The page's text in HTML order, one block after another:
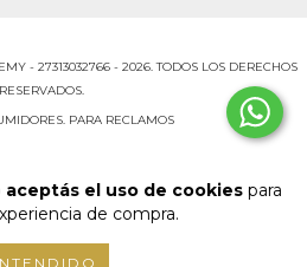
aceptás el uso de cookiespara
de compra.
- 27313032766 - 2026. TODOS LOS DERECHOS
RESERVADOS.
PARA RECLAMOS
INGRESÁ ACÁ.